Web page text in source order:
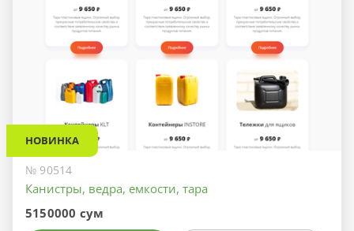
НОВИНКА
№ 90514
Канистры, ведра, емкости, тара
5150000 сум